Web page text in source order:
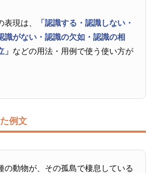
表現は、
「認識する・認識しない・
識がない・認識の欠如・認識の相
などの用法・用例で使う使い方が
例文
の動物が、その孤島で棲息している